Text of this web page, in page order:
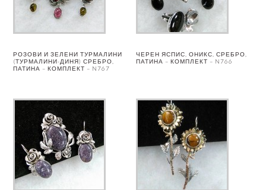
РОЗОВИ И ЗЕЛЕНИ ТУРМАЛИНИ
(ТУРМАЛИНИ-ДИНЯ) СРЕБРО,
ПАТИНА – КОМПЛЕКТ – N767
ЧЕРЕН ЯСПИС, ОНИКС, СРЕБРО,
ПАТИНА – КОМПЛЕКТ – N766